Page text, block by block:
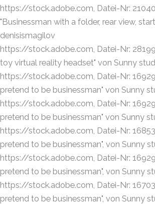
https://stock.adobe.com, Datei-Nr:
"Businessman with a folder, rear view,
denisismagilov
https://stock.adobe.com, Datei-Nr:
toy virtual reality headset" von Sunny
https://stock.adobe.com, Datei-Nr:
pretend to be businessman" von Sunny
https://stock.adobe.com, Datei-Nr:
pretend to be businessman" von Sunny
https://stock.adobe.com, Datei-Nr:
pretend to be businessman", von Sunny
https://stock.adobe.com, Datei-Nr:
pretend to be businessman", von Sunny
https://stock.adobe.com, Datei-Nr:
pretend to be businessman", von Sunny